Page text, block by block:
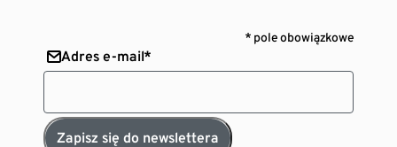
* pole obowiązkowe
Adres e-mail*
Zapisz się do newslettera